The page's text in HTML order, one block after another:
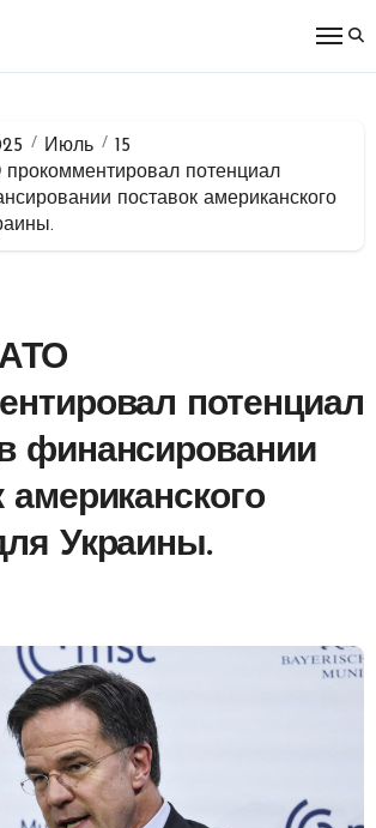
Июль
15
прокомментировал потенциал
поставок американского
потенциал
финансировании
американского
Украины.